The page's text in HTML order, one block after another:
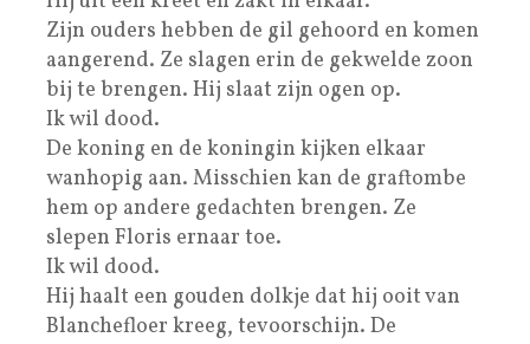
Zijn ouders hebben de gil gehoord en komen
aangerend. Ze slagen erin de gekwelde zoon
bij te brengen. Hij slaat zijn ogen op.
Ik wil dood.
De koning en de koningin kijken elkaar
wanhopig aan. Misschien kan de graftombe
hem op andere gedachten brengen. Ze
slepen Floris ernaar toe.
Ik wil dood.
Hij haalt een gouden dolkje dat hij ooit van
Blanchefloer kreeg, tevoorschijn. De